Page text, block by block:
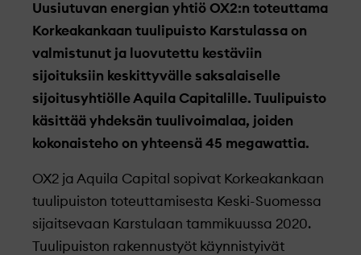
Uusiutuvan energian yhtiö OX2:n toteuttama
Korkeakankaan tuulipuisto Karstulassa on
valmistunut ja luovutettu kestäviin
sijoituksiin keskittyvälle saksalaiselle
sijoitusyhtiölle Aquila Capitalille. Tuulipuisto
käsittää yhdeksän tuulivoimalaa, joiden
kokonaisteho on yhteensä 45 megawattia.
OX2 ja Aquila Capital sopivat Korkeakankaan
tuulipuiston toteuttamisesta Keski-Suomessa
sijaitsevaan Karstulaan tammikuussa 2020.
Tuulipuiston rakennustyöt käynnistyivät